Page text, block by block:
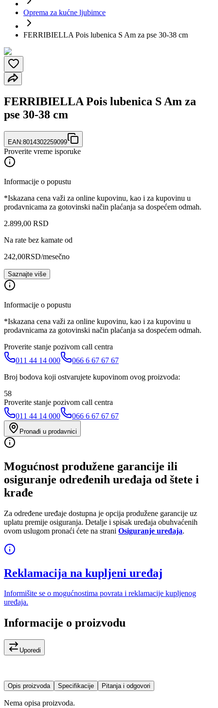
Oprema za kućne ljubimce
FERRIBIELLA Pois lubenica S Am za pse 30-38 cm
FERRIBIELLA Pois lubenica S Am za
pse 30-38 cm
EAN:8014302259099
Proverite vreme isporuke
Informacije o popustu
*Iskazana cena važi za online kupovinu, kao i za kupovinu u
prodavnicama za gotovinski način plaćanja sa dospećem odmah.
2.899,00 RSD
Na rate bez kamate od
242,00RSD/mesečno
Saznajte više
Informacije o popustu
*Iskazana cena važi za online kupovinu, kao i za kupovinu u
prodavnicama za gotovinski način plaćanja sa dospećem odmah.
Proverite stanje pozivom call centra
011 44 14 000
066 6 67 67 67
Broj bodova koji ostvarujete kupovinom ovog proizvoda:
58
Proverite stanje pozivom call centra
011 44 14 000
066 6 67 67 67
Pronađi u prodavnici
Mogućnost produžene garancije ili
osiguranje određenih uređaja od štete i
krađe
Za određene uređaje dostupna je opcija produžene garancije uz
uplatu premije osiguranja. Detalje i spisak uređaja obuhvaćenih
ovom uslugom pronaći ćete na strani Osiguranje uređaja.
Reklamacija na kupljeni uređaj
Informišite se o mogućnostima povrata i reklamacije kupljenog
uređaja.
Informacije o proizvodu
Uporedi
Opis proizvoda Specifikacije Pitanja i odgovori
Nema opisa proizvoda.